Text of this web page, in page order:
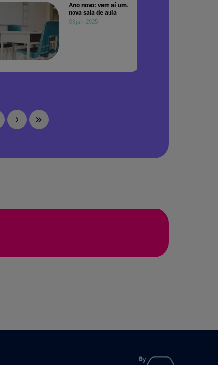
Ano novo: vem aí uma
nova sala de aula
03 jan. 2025